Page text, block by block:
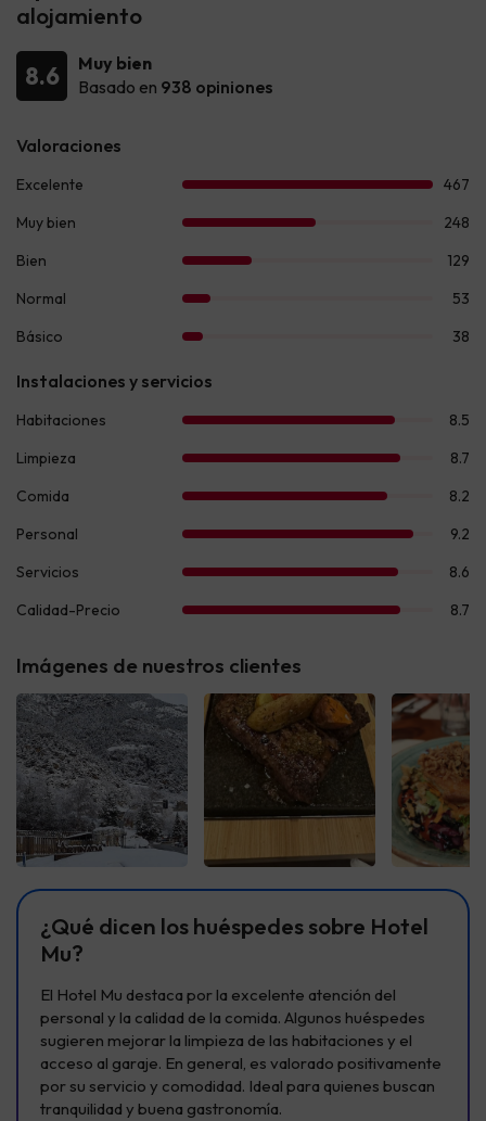
alojamiento
8.6
Muy bien
Basado en 938 opiniones
Imágenes de nuestros clientes
¿Qué dicen los huéspedes sobre Hotel
Mu?
El Hotel Mu destaca por la excelente atención del
personal y la calidad de la comida. Algunos huéspedes
sugieren mejorar la limpieza de las habitaciones y el
acceso al garaje. En general, es valorado positivamente
por su servicio y comodidad. Ideal para quienes buscan
tranquilidad y buena gastronomía.